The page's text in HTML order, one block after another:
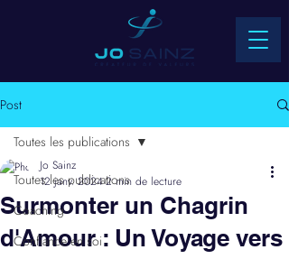
Post
Toutes les publications
Coaching
Confiance en soi
Toutes les publications
Surmonter un Chagrin
d'Amour : Un Voyage vers
Jo Sainz
12 janv. 20242 min de lecture